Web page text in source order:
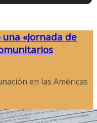
«Jornada de
en las Américas